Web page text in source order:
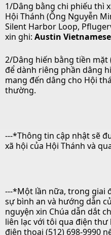
1/Dâng bằng chi phiếu thì
Hội Thánh (Ông Nguyễn
Silent Harbor Loop,
xin ghi: Austin
2/Dâng hiến bằng tiền mặt
để dành riêng phần dâng
mang đến dâng cho Hội
thường.
---*Thông tin cập nhật sẽ
xã hội của Hội Thánh và
---*Một lần nữa, trong giai
sự bình an và hướng dẫn
nguyện xin Chúa dẫn dắt
liên lạc với tôi qua điện thư
điện thoại (512) 698-9990